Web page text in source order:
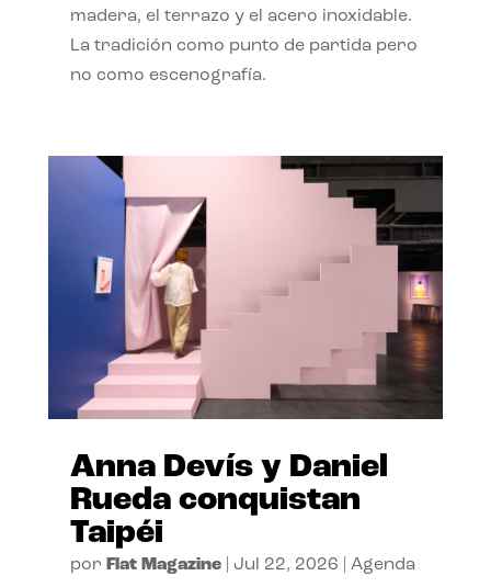
madera, el terrazo y el acero inoxidable.
La tradición como punto de partida pero
no como escenografía.
Anna Devís y Daniel
Rueda conquistan
Taipéi
por Flat Magazine| Jul 22, 2026 Agenda